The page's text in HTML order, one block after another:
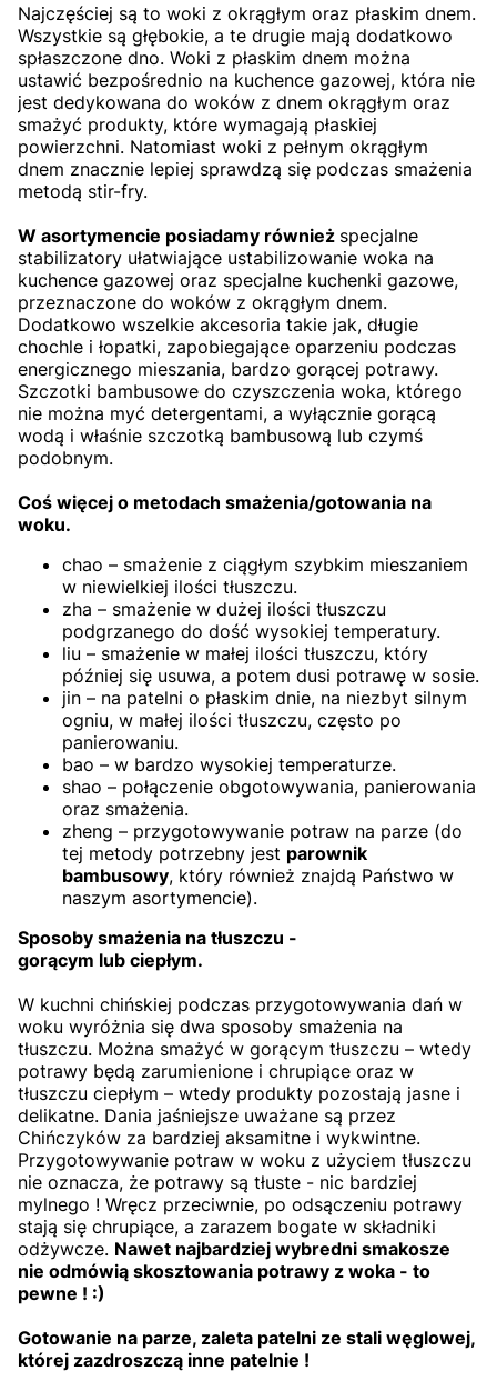
Najczęściej są to woki z okrągłym oraz płaskim dnem.
Wszystkie są głębokie, a te drugie mają dodatkowo
spłaszczone dno. Woki z płaskim dnem można
ustawić bezpośrednio na kuchence gazowej, która nie
jest dedykowana do woków z dnem okrągłym oraz
smażyć produkty, które wymagają płaskiej
powierzchni. Natomiast woki z pełnym okrągłym
dnem znacznie lepiej sprawdzą się podczas smażenia
metodą stir-fry.
W asortymencie posiadamy również specjalne
stabilizatory ułatwiające ustabilizowanie woka na
kuchence gazowej oraz specjalne kuchenki gazowe,
przeznaczone do woków z okrągłym dnem.
Dodatkowo wszelkie akcesoria takie jak, długie
chochle i łopatki, zapobiegające oparzeniu podczas
energicznego mieszania, bardzo gorącej potrawy.
Szczotki bambusowe do czyszczenia woka, którego
nie można myć detergentami, a wyłącznie gorącą
wodą i właśnie szczotką bambusową lub czymś
podobnym.
Coś więcej o metodach smażenia/gotowania na
woku.
chao – smażenie z ciągłym szybkim mieszaniem
w niewielkiej ilości tłuszczu.
zha – smażenie w dużej ilości tłuszczu
podgrzanego do dość wysokiej temperatury.
liu – smażenie w małej ilości tłuszczu, który
później się usuwa, a potem dusi potrawę w sosie.
jin – na patelni o płaskim dnie, na niezbyt silnym
ogniu, w małej ilości tłuszczu, często po
panierowaniu.
bao – w bardzo wysokiej temperaturze.
shao – połączenie obgotowywania, panierowania
oraz smażenia.
zheng – przygotowywanie potraw na parze (do
tej metody potrzebny jest parownik
bambusowy, który również znajdą Państwo w
naszym asortymencie).
Sposoby smażenia na tłuszczu -
gorącym lub ciepłym.
W kuchni chińskiej podczas przygotowywania dań w
woku wyróżnia się dwa sposoby smażenia na
tłuszczu. Można smażyć w gorącym tłuszczu – wtedy
potrawy będą zarumienione i chrupiące oraz w
tłuszczu ciepłym – wtedy produkty pozostają jasne i
delikatne. Dania jaśniejsze uważane są przez
Chińczyków za bardziej aksamitne i wykwintne.
Przygotowywanie potraw w woku z użyciem tłuszczu
nie oznacza, że potrawy są tłuste - nic bardziej
mylnego ! Wręcz przeciwnie, po odsączeniu potrawy
stają się chrupiące, a zarazem bogate w składniki
odżywcze. Nawet najbardziej wybredni smakosze
nie odmówią skosztowania potrawy z woka - to
pewne ! :)
Gotowanie na parze, zaleta patelni ze stali węglowej,
której zazdroszczą inne patelnie !